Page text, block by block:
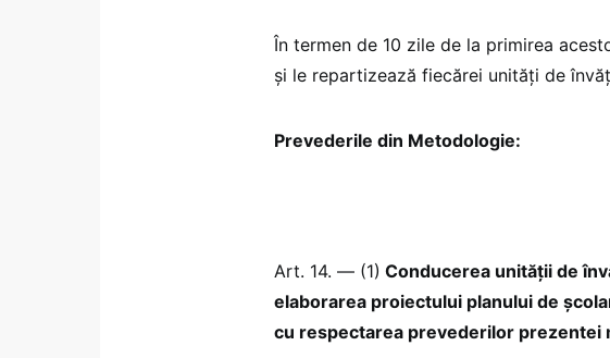
În termen de 10 zile de la primirea
și le repartizează fiecărei unități de
Prevederile din Metodologie:
Art. 14. — (1) Conducerea unității de
elaborarea proiectului planului de
cu respectarea prevederilor prezentei